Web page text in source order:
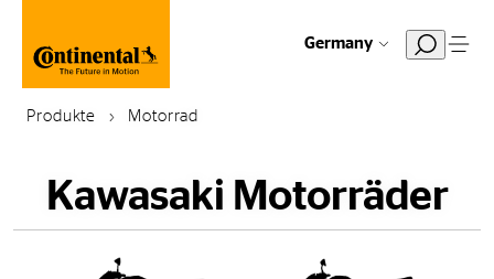
Germany
Produkte Motorrad
Kawasaki Motorräder